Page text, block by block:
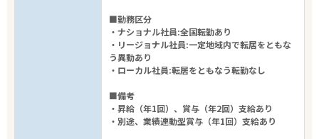
■勤務区分
・ナショナル社員:全国転勤あり
・リージョナル社員:一定地域内で転居をともな
う異動あり
・ローカル社員:転居をともなう転勤なし
■備考
・昇給（年1回）、賞与（年2回）支給あり
・別途、業績連動型賞与（年1回）支給あり